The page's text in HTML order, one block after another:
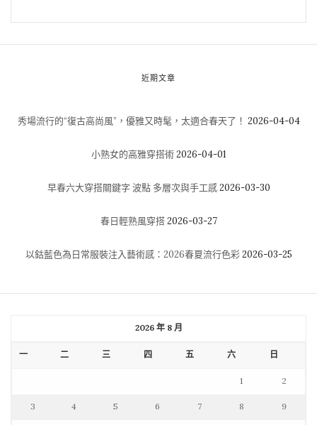
近期文章
秀場流行的“復古高尚風”，優雅又時髦，太適合春天了！ 2026-04-04
小熟女的高雅穿搭術 2026-04-01
早春六大穿搭關鍵字 波點 多層次與手工感 2026-03-30
春日輕熟風穿搭 2026-03-27
以鈷藍色為日常服裝注入藝術感：2026春夏流行色彩 2026-03-25
2026 年 8 月
一 二 三 四 五 六 日
1 2
3 4 5 6 7 8 9